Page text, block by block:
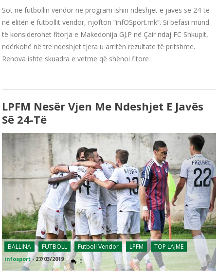
Sot në futbollin vendor në program ishin ndeshjet e javës së 24-të
në elitën e futbollit vendor, njofton “infOSport.mk”. Si befasi mund
të konsiderohet fitorja e Makedonija GJ.P në Çair ndaj FC Shkupit,
ndërkohë në tre ndeshjet tjera u arritën rezultate të pritshme.
Renova ishte skuadra e vetme që shënoi fitore
LPFM Nesër Vjen Me Ndeshjet E Javës
Së 24-Të
BALLINA FUTBOLL Futboll Vendor LPFM TOP LAJME
infosport - 27/03/2019 0